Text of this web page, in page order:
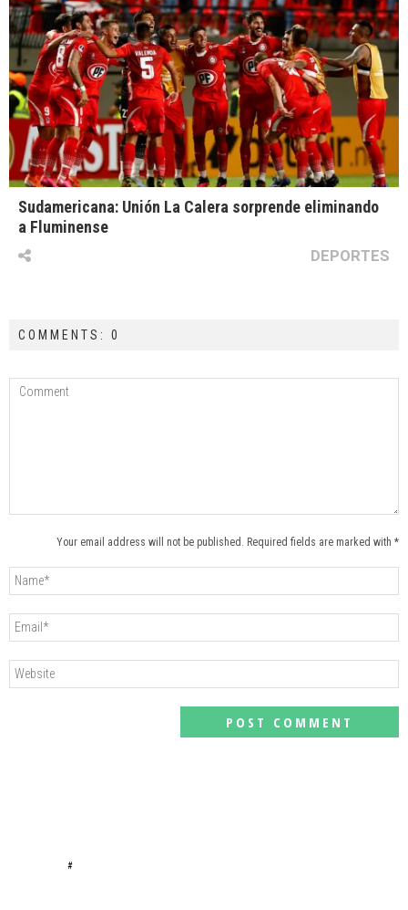
Sudamericana: Unión La Calera sorprende eliminando
a Fluminense
DEPORTES
COMMENTS: 0
Your email address will not be published. Required fields are marked with *
#